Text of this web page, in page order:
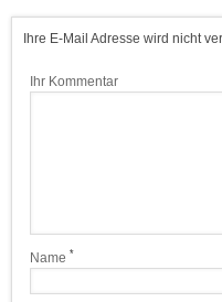
Ihre E-Mail Adresse wird nicht
Ihr Kommentar
Name *